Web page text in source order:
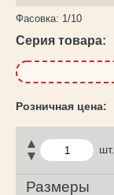
Фасовка: 1/10
Серия товара:
шт.
Размеры